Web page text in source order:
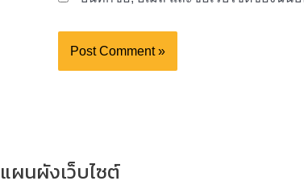
แผนผังเว็บไซต์